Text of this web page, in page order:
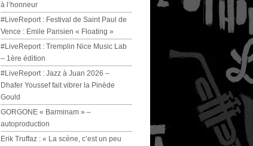
à l’honneur
#LiveReport : Festival de Saint Paul de
Vence : Emile Parisien « Floating »
#LiveReport : Tremplin Nice Music Lab
– 1ère édition
#LiveReport : Jazz à Juan 2026 –
Dhafer Youssef fait vibrer la Pinède
Gould
GORGONE « Barminam » –
autoproduction
Erik Truffaz : « La scène, c’est un peu